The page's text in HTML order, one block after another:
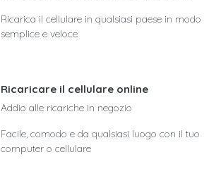
Ricarica il cellulare in qualsiasi paese in modo
semplice e veloce
Ricaricare il cellulare online
Addio alle ricariche in negozio
Facile, comodo e da qualsiasi luogo con il tuo
computer o cellulare